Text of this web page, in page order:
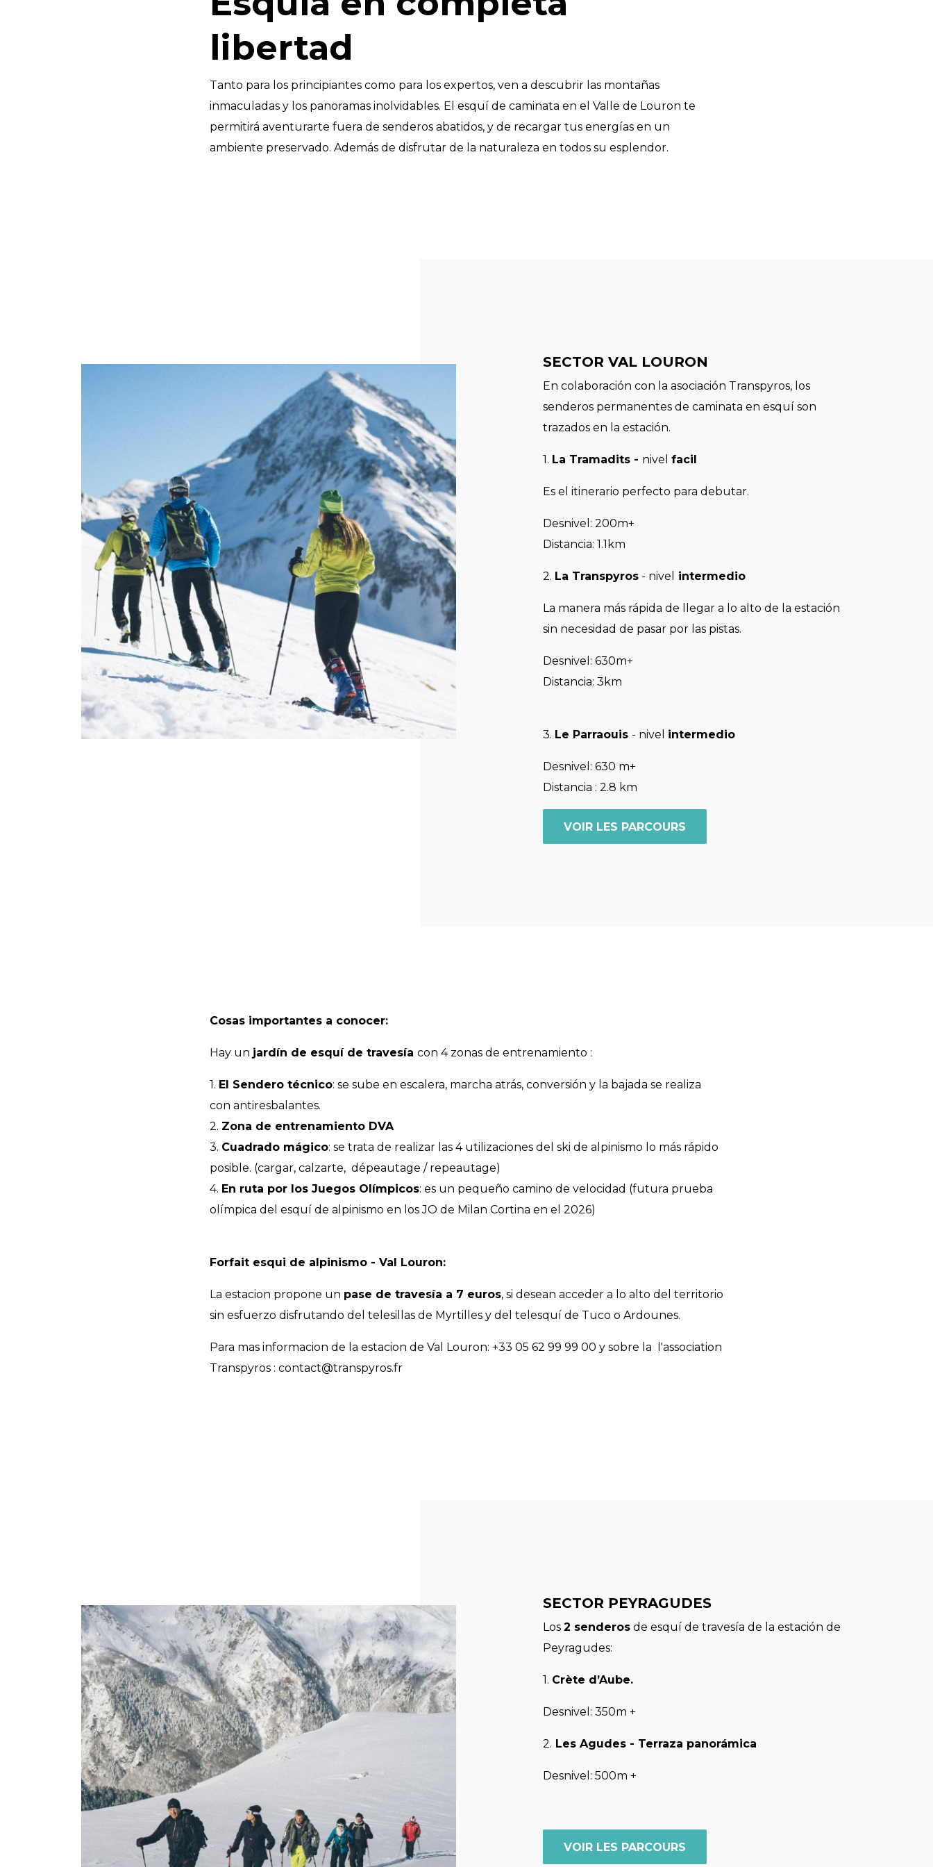
libertad
Tanto para los principiantes como para los expertos, ven a descubrir las montañas
inmaculadas y los panoramas inolvidables. El esquí de caminata en el Valle de Louron te
permitirá aventurarte fuera de senderos abatidos, y de recargar tus energías en un
ambiente preservado. Además de disfrutar de la naturaleza en todos su esplendor.
SECTOR VAL LOURON
En colaboración con la asociación Transpyros, los
senderos permanentes de caminata en esquí son
trazados en la estación.
1. La Tramadits - nivel facil
Es el itinerario perfecto para debutar.
Desnivel: 200m+
Distancia: 1.1km
2. La Transpyros - nivel intermedio
La manera más rápida de llegar a lo alto de la estación
sin necesidad de pasar por las pistas.
Desnivel: 630m+
Distancia: 3km
3. Le Parraouis - nivel intermedio
Desnivel: 630 m+
Distancia : 2.8 km
VOIR LES PARCOURS
Cosas importantes a conocer:
Hay un jardín de esquí de travesía con 4 zonas de entrenamiento :
1. El Sendero técnico: se sube en escalera, marcha atrás, conversión y la bajada se realiza
con antiresbalantes.
2. Zona de entrenamiento DVA
3. Cuadrado mágico: se trata de realizar las 4 utilizaciones del ski de alpinismo lo más rápido
posible. (cargar, calzarte, dépeautage / repeautage)
4. En ruta por los Juegos Olímpicos: es un pequeño camino de velocidad (futura prueba
olímpica del esquí de alpinismo en los JO de Milan Cortina en el 2026)
Forfait esqui de alpinismo - Val Louron:
La estacion propone un pase de travesía a 7 euros, si desean acceder a lo alto del territorio
sin esfuerzo disfrutando del telesillas de Myrtilles y del telesquí de Tuco o Ardounes.
Para mas informacion de la estacion de Val Louron: +33 05 62 99 99 00 y sobre la l'association
Transpyros : contact@transpyros.fr
SECTOR PEYRAGUDES
Los 2 senderos de esquí de travesía de la estación de
Peyragudes:
1. Crète d’Aube.
Desnivel: 350m +
2. Les Agudes - Terraza panorámica
Desnivel: 500m +
VOIR LES PARCOURS